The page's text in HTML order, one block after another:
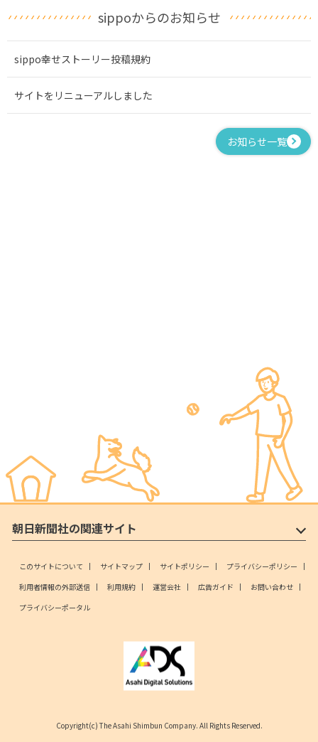
sippoからのお知らせ
sippo幸せストーリー投稿規約
サイトをリニューアルしました
お知らせ一覧
朝日新聞社の関連サイト
このサイトについて サイトマップ サイトポリシー
プライバシーポリシー
利用者情報の外部送信
利用規約 運営会社 広告ガイド
お問い合わせ
プライバシーポータル
Copyright(c) The Asahi Shimbun Company. All Rights Reserved.